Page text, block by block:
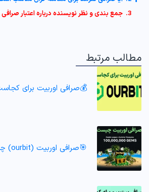
مرتبط
💰صرافی اوربیت برای کجاست؟🔦
🎯صرافی اوربیت (ourbit) چیست؟🌟